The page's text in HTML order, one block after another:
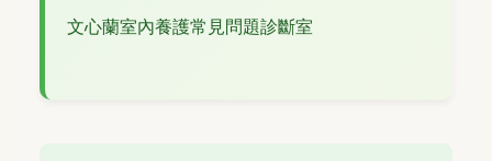
文心蘭室內養護常見問題診斷室